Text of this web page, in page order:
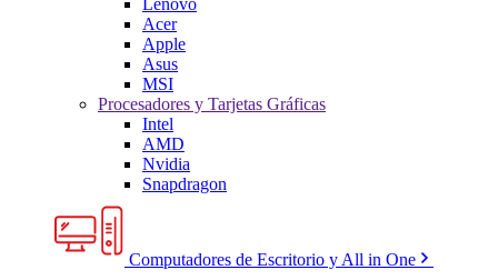
Acer
Apple
Asus
MSI
Procesadores y Tarjetas Gráficas
Intel
AMD
Nvidia
Snapdragon
Computadores de Escritorio y All in One